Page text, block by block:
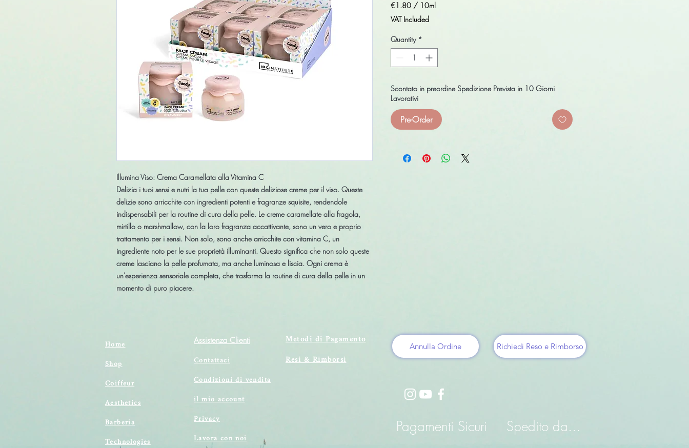
Illumina Viso: Crema Caramellata alla Vitamina C
Delizia i tuoi sensi e nutri la tua pelle con queste deliziose creme per il viso. Queste
delizie sono arricchite con ingredienti potenti e fragranze squisite, rendendole
indispensabili per la routine di cura della pelle. Le creme caramellate alla fragola,
mirtillo o marshmallow, con la loro fragranza accattivante, sono un vero e proprio
trattamento per i sensi. Non solo, sono anche arricchite con vitamina C, un
ingrediente noto per le sue proprietà illuminanti. Questo significa che non solo queste
creme lasciano la pelle profumata, ma anche luminosa e liscia. Ogni crema è
un'esperienza sensoriale completa, che trasforma la routine di cura della pelle in un
momento di puro piacere.
€1.80 / 10ml
€1.80
per
10
Milliliters
VAT Included
Quantity *
Scontato in preordine Spedizione Prevista in 10 Giorni
Lavorativi
Pre-Order
Home
Shop
Coiffeur
Aesthetics
Barberia
Technologies
Assistenza Clienti
Contattaci
Condizioni di vendita
il mio account
Privacy
Lavora con noi
Metodi di Pagamento
Resi & Rimborsi
Annulla Ordine Richiedi Reso e Rimborso
Pagamenti Sicuri Spedito da...